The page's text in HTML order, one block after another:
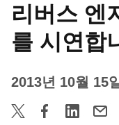
리버스 엔
를 시연합
2013년 10월 15일